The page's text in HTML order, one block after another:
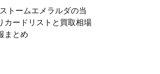
ストームエメラルダの当
カードリストと買取相場
まとめ